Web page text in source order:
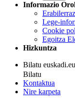
Informazio
Lege-
Cookie
Egoitza
Hizkuntza
Bilatu
Bilatu
Kontaktua
Nire karpeta